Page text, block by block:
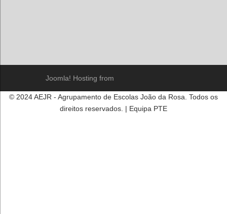
Joomla! Hosting from
© 2024 AEJR - Agrupamento de Escolas João da Rosa. Todos os
direitos reservados. | Equipa PTE